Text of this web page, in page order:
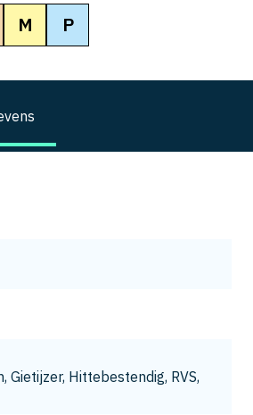
M P
Gietijzer, Hittebestendig, RVS,